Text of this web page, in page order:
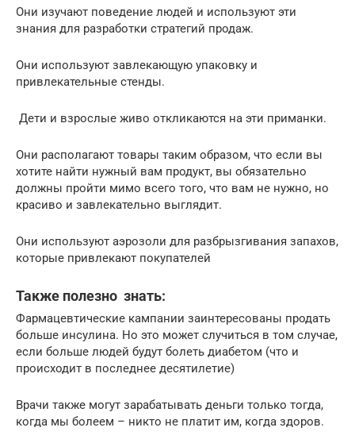
Они изучают поведение людей и используют эти
знания для разработки стратегий продаж.
Они используют завлекающую упаковку и
привлекательные стенды.
Дети и взрослые живо откликаются на эти приманки.
Они располагают товары таким образом, что если вы
хотите найти нужный вам продукт, вы обязательно
должны пройти мимо всего того, что вам не нужно, но
красиво и завлекательно выглядит.
Они используют аэрозоли для разбрызгивания запахов,
которые привлекают покупателей
Также полезно знать:
Фармацевтические кампании заинтересованы продать
больше инсулина. Но это может случиться в том случае,
если больше людей будут болеть диабетом (что и
происходит в последнее десятилетие)
Врачи также могут зарабатывать деньги только тогда,
когда мы болеем – никто не платит им, когда здоров.